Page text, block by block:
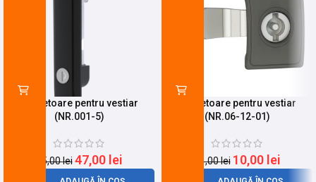
Incuietoare pentru vestiar
(NR.001-5)
65,00lei 47,00 lei
Incuietoare pentru vestiar
(NR.06-12-01)
31,00lei 10,00 lei